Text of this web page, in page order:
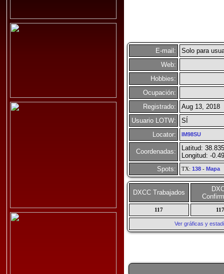
E-mail:
Solo para
Web:
Hobbies:
Ocupación:
Registrado:
Aug 13, 2018
Usuario LOTW:
SÍ
Locator:
IM98SU
Coordenadas:
Latitud:
Longitud: -
Spots:
TX: 138- Mapa
DXCC Trabajados
117 117
Ver gráficas y